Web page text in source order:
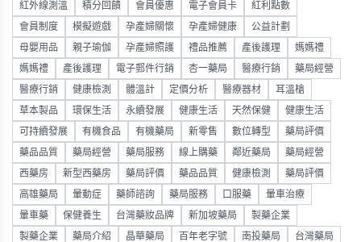
紅外線測溫 積分回饋 會員優惠 電子會員卡 紅利點數
會員制度 模擬遊戲 孕產婦關懷 孕產婦健康 公益計劃
母嬰用品 親子瑜伽 孕產婦照護 禮品推薦 產後護理 媽媽禮
媽媽禮 產後護理 電子郵件行銷 杏一藥局 醫療行銷 藥局經營
醫療行銷 健康檢測 體溫計 定價分析 醫療器材 耳溫槍
草本製品 環保生活 永續發展 健康生活 天然保健 健康生活
可持續發展 有機食品 有機藥局 新零售 數位轉型 藥局評價
藥品品質 藥局經營 藥局服務 線上購藥 鄰近藥局 藥局經營
西藥房 新型西藥房 藥局評價 藥品品質 健康檢測 藥局評價
高雄藥局 暈動症 藥師諮詢 藥局服務 口服藥 暈車治療
暈車藥 保健養生 台灣藥妝品牌 新加坡藥局 製藥企業
製藥企業 藥局介紹 晶華藥局 百年老字號 南投藥局 台灣藥局